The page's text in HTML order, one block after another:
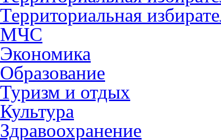
Территориальная
МЧС
Экономика
Образование
Туризм и отдых
Культура
Здравоохранение